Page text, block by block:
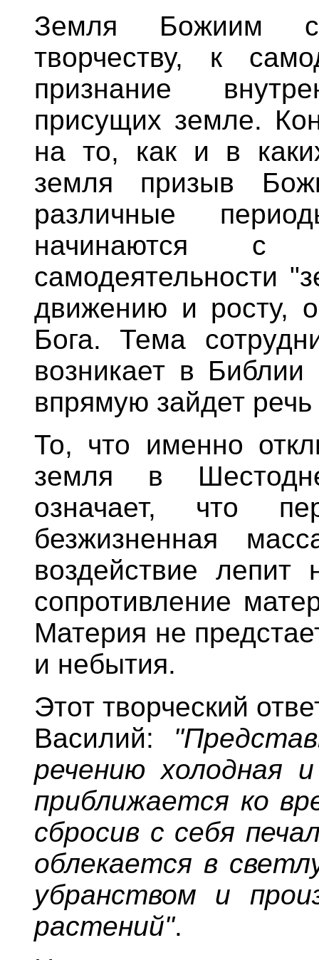
Земля Божиим
творчеству, к
признание
присущих земле.
на то, как и в
земля призыв
различные
начинаются
самодеятельности
движению и росту,
Бога. Тема
возникает в
впрямую зайдет
То, что именно
земля в
означает, что
безжизненная
воздействие лепит
сопротивление
Материя не
и небытия.
Этот творческий
Василий:
речению холодная
приближается ко
сбросив с себя
облекается в
убранством и
растений".